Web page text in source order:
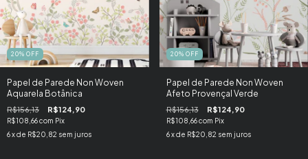
20% OFF
Papel de Parede Non Woven
Aquarela Botânica
R$156,13 R$124,90
R$108,66com Pix
6x de R$20,82 sem juros
20% OFF
Papel de Parede Non Woven
Afeto Provençal Verde
R$156,13 R$124,90
R$108,66com Pix
6 x de R$20,82 sem juros